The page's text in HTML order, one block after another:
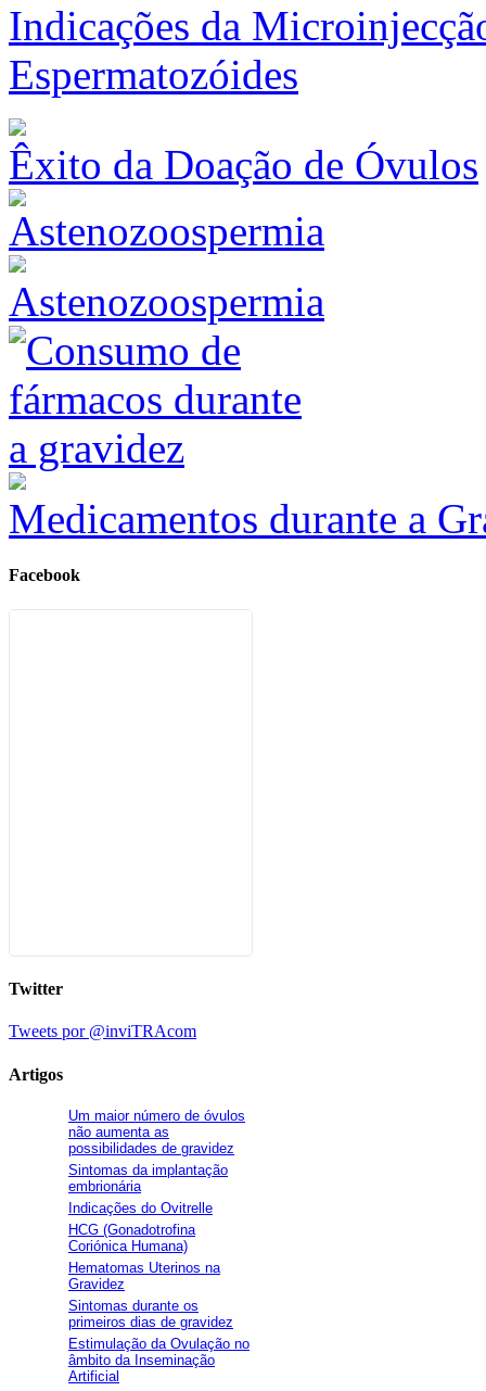
Indicações da
Espermatozóides
Êxito da Doação de Óvulos
Astenozoospermia
Medicamentos durante a
Facebook
Twitter
Tweets por @inviTRAcom
Artigos
Um maior número de óvulos
não aumenta as
possibilidades de gravidez
Sintomas da implantação
embrionária
Indicações do Ovitrelle
HCG (Gonadotrofina
Coriónica Humana)
Hematomas Uterinos na
Gravidez
Sintomas durante os
primeiros dias de gravidez
Estimulação da Ovulação no
âmbito da Inseminação
Artificial